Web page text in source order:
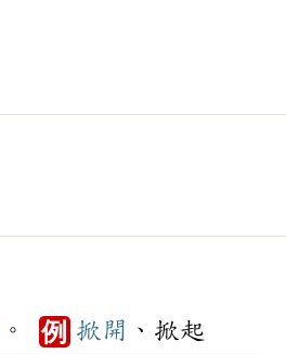
。 例 掀開 、掀起